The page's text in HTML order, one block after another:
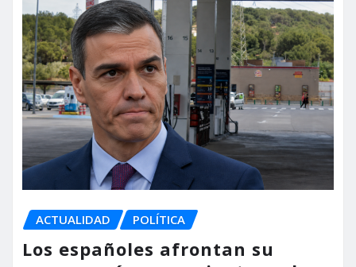
ACTUALIDAD POLÍTICA
Los españoles afrontan su